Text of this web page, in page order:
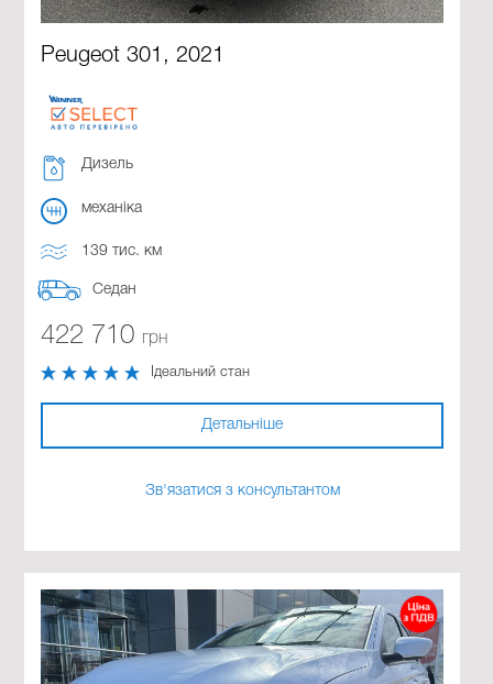
Peugeot 301, 2021
Дизель
механіка
139 тис. км
Седан
422 710 грн
Ідеальний стан
Детальніше
Зв'язатися з консультантом